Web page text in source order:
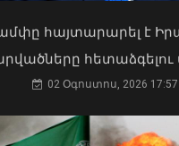
սպանության
հայտարարել է
հետաձգելու
02 Օգոստոս, 2026 17:57